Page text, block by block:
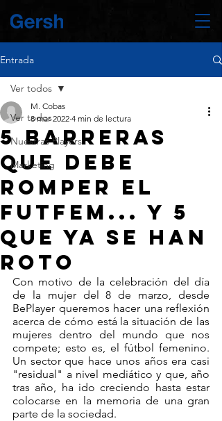
Entrada
Ver todos
Nuestras Players
Marketing
Ver todos
5 barreras
que debe
romper el
futfem... y 5
que ya se han
roto
M. Cobas
8 mar 2022 4 min de lectura
Con motivo de la celebración del día
de la mujer del 8 de marzo, desde
BePlayer queremos hacer una reflexión
acerca de cómo está la situación de las
mujeres dentro del mundo que nos
compete; esto es, el fútbol femenino.
Un sector que hace unos años era casi
"residual" a nivel mediático y que, año
tras año, ha ido creciendo hasta estar
colocarse en la memoria de una gran
parte de la sociedad.